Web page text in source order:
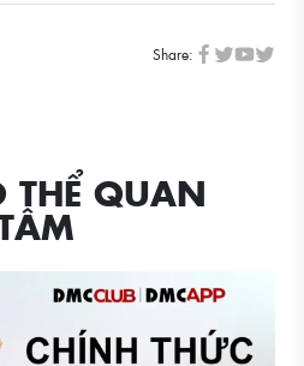
Share:
THỂ QUAN